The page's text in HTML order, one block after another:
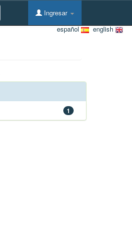
Ingresar
english
español
1